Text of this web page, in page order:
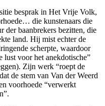
besprak in Het Vrije Volk,
die kunstenaars die
der baanbrekers bezitten, die
land. Hij mist echter de
scherpte, waardoor
lust voor het anekdotische”
Zijn werk “roept de
de stem van Van der Weerd
voorhoede “verwerkt